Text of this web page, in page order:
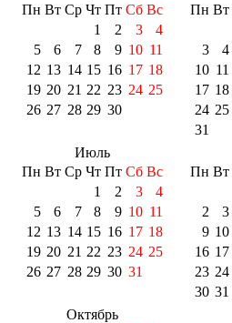
Пн Вт Ср Чт Пт Сб Вс
1
2 3
4
5
6 7 8 9 10 11
12 13 14 15 16 17 18
19 20 21 22 23 24 25
26 27 28 29 30
Пн Вт
3
4
10 11
17 18
24 25
31
Июль
Пн Вт Ср Чт Пт Сб Вс
1
2 3
4
5
6 7 8 9 10 11
12 13 14 15 16 17 18
19 20 21 22 23 24 25
26 27 28 29 30 31
Пн Вт
2
3
9 10
16 17
23 24
30 31
Октябрь